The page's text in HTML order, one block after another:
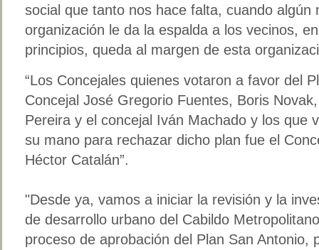
social que tanto nos hace falta, cuando algún
organización le da la espalda a los vecinos,
principios, queda al margen de esta
“Los Concejales quienes votaron a favor del
Concejal José Gregorio Fuentes, Boris
Pereira y el concejal Iván Machado y los que
su mano para rechazar dicho plan fue el
Héctor Catalán”.
"Desde ya, vamos a iniciar la revisión y la
de desarrollo urbano del Cabildo
proceso de aprobación del Plan San Antonio,